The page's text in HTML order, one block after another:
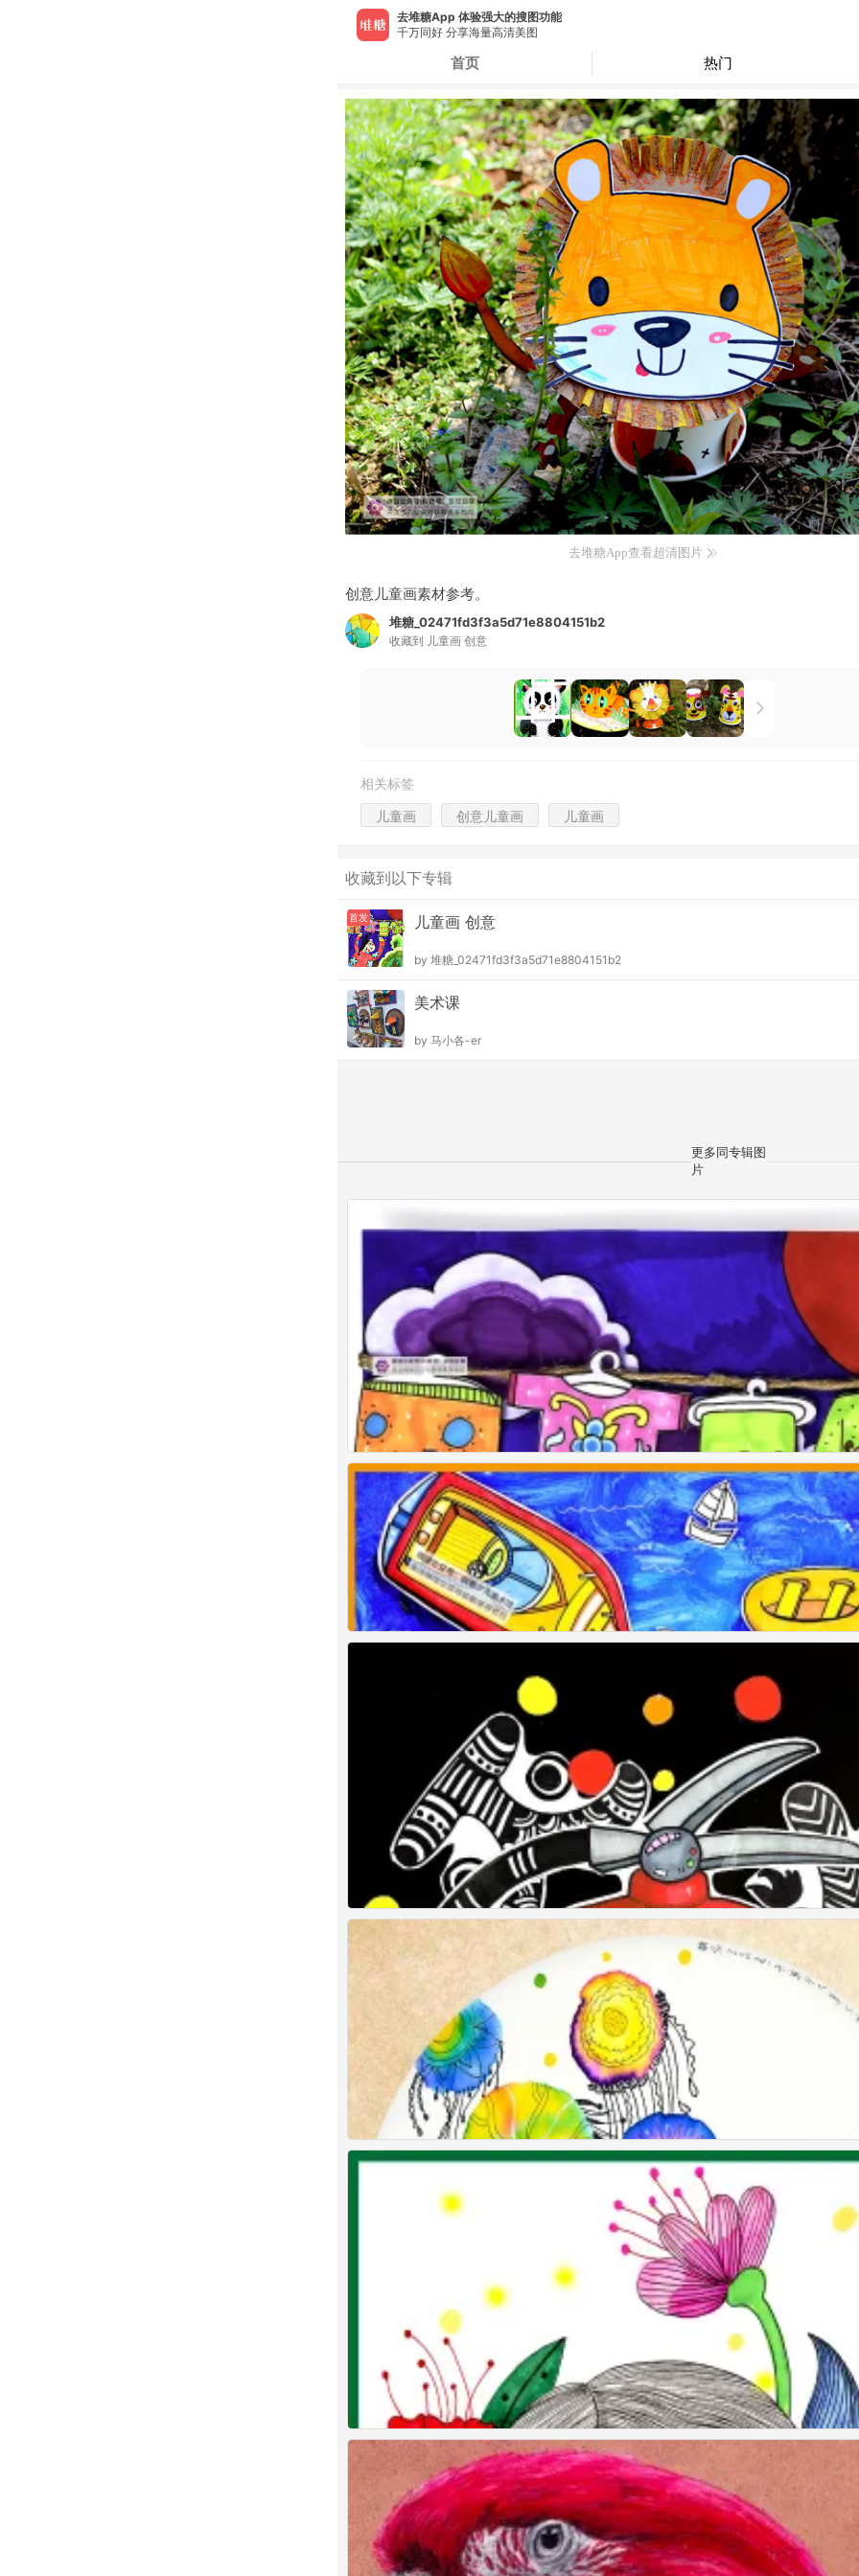
去堆糖App 体验强大的搜图功能
千万同好 分享海量高清美图
首页 热门
去堆糖App查看超清图片
创意儿童画素材参考。
堆糖_02471fd3f3a5d71e8804151b2
收藏到 儿童画 创意
相关标签
儿童画 创意儿童画 儿童画
收藏到以下专辑
首发 儿童画 创意
by 堆糖_02471fd3f3a5d71e8804151b2
美术课
by 马小各-er
更多同专辑图
片
儿童画 创意儿童画
儿童画 创意儿童画